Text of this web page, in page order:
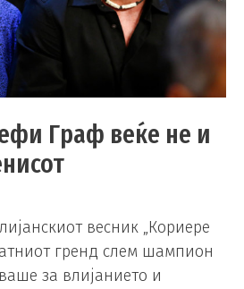
Граф веќе не и
весник „Кориере
гренд слем шампион
за влијанието и